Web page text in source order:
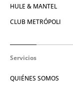
HULE & MANTEL
CLUB METRÓPOLI
Servicios
QUIÉNES SOMOS